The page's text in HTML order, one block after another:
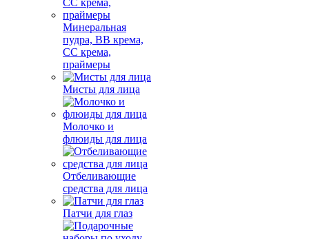
Минеральная
пудра, BB крема,
СС крема,
праймеры
Мисты для лица
Молочко и
флюиды для лица
Отбеливающие
средства для лица
Патчи для глаз